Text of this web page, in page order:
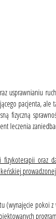
usprawnianiu
pacjenta,
fizyczną
leczenia
oraz
prowadzonej
(wynajęcie pokoi